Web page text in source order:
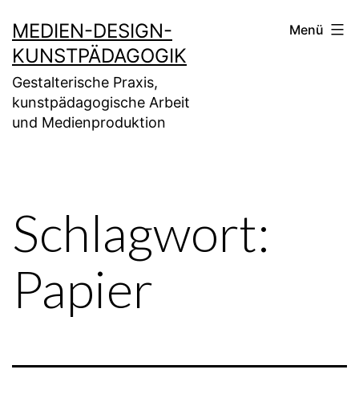
Inhalt
springen
MEDIEN-DESIGN-
KUNSTPÄDAGOGIK
Gestalterische Praxis,
kunstpädagogische Arbeit
und Medienproduktion
Menü
Schlagwort:
Papier